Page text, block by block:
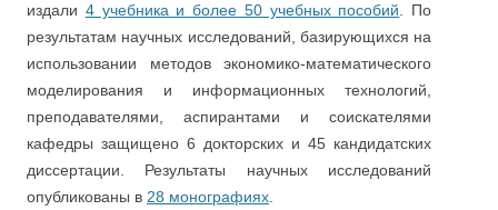
издали 4 учебника и более 50 учебных пособий . По
результатам научных исследований, базирующихся на
использовании методов экономико-математического
моделирования и информационных технологий,
преподавателями, аспирантами и соискателями
кафедры защищено 6 докторских и 45 кандидатских
диссертации. Результаты научных исследований
опубликованы в 28 монографиях